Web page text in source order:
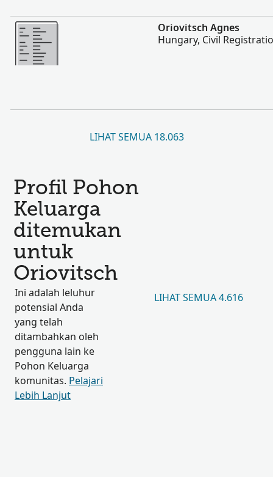
Lebih banyak
Oriovitsch Agnes
Hungary, Civil
LIHAT SEMUA 18.063
Profil Pohon
Keluarga
ditemukan
untuk
Oriovitsch
Ini adalah leluhur
potensial Anda
yang telah
ditambahkan oleh
pengguna lain ke
Pohon Keluarga
komunitas. Pelajari
Lebih Lanjut
LIHAT SEMUA 4.616